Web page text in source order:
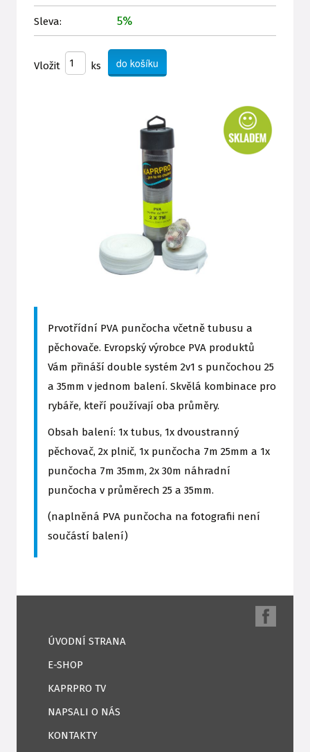
Sleva: 5%
Vložit ks
Prvotřídní PVA punčocha včetně tubusu a
pěchovače. Evropský výrobce PVA produktů
Vám přináší double systém 2v1 s punčochou 25
a 35mm v jednom balení. Skvělá kombinace pro
rybáře, kteří používají oba průměry.
Obsah balení: 1x tubus, 1x dvoustranný
pěchovač, 2x plnič, 1x punčocha 7m 25mm a 1x
punčocha 7m 35mm, 2x 30m náhradní
punčocha v průměrech 25 a 35mm.
(naplněná PVA punčocha na fotografii není
součástí balení)
ÚVODNÍ STRANA
E-SHOP
KAPRPRO TV
NAPSALI O NÁS
KONTAKTY